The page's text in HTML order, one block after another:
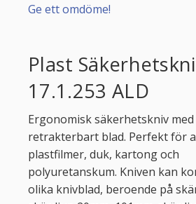
Ge ett omdöme!
Plast
17.1.253 ALD
Ergonomisk säkerhetskniv
retrakterbart blad. Perfekt för
plastfilmer, duk, kartong och
polyuretanskum. Kniven kan
olika knivblad, beroende på